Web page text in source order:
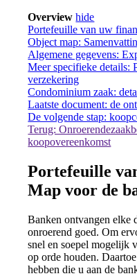
Overview hide
Portefeuille van uw
Object map:
Algemene gegevens:
Meer specifieke details:
verzekering
Condominium zaak:
Laatste document: de
De volgende stap:
Terug:
koopovereenkomst
Portefeuille
Map voor de
Banken ontvangen elke
onroerend goed. Om
snel en soepel mogelijk
op orde houden.
hebben die u aan de